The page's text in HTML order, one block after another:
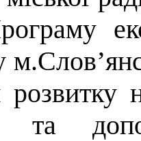
розвитку
та